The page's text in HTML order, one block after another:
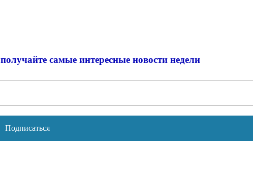
получайте самые интересные новости недели